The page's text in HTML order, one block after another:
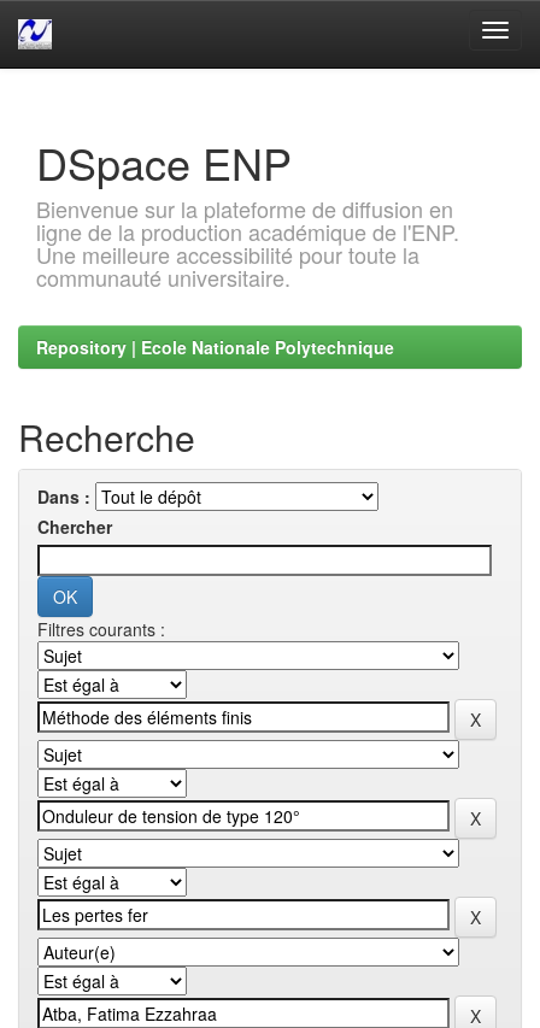
DSpace ENP
Bienvenue sur la plateforme de diffusion en
ligne de la production académique de l'ENP.
Une meilleure accessibilité pour toute la
communauté universitaire.
Repository | Ecole Nationale Polytechnique
Recherche
Dans :
Chercher
Filtres courants :